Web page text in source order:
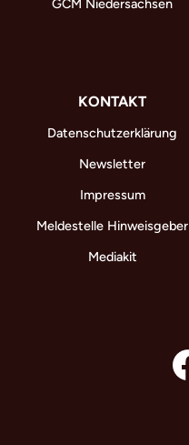
GCM Niedersachsen
KONTAKT
Datenschutzerklärung
Newsletter
Impressum
Meldestelle Hinweisgeber
Mediakit